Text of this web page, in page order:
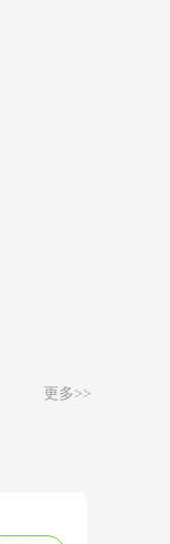
更多>>